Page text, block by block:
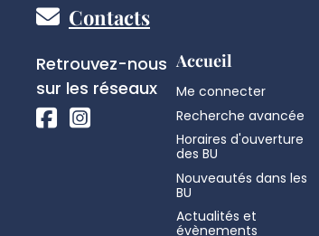
Pied
de
page
Contacts
Réseaux
sociaux
Retrouvez-nous
sur les réseaux
Accueil
Me connecter
Recherche avancée
Horaires d'ouverture
des BU
Nouveautés dans les
BU
Actualités et
évènements